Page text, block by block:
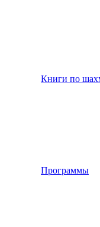
Книги по
Программы